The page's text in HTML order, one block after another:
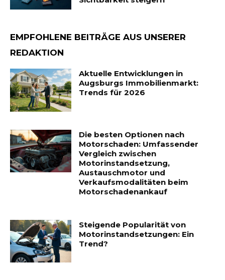
EMPFOHLENE BEITRÄGE AUS UNSERER
REDAKTION
Aktuelle Entwicklungen in
Augsburgs Immobilienmarkt:
Trends für 2026
Die besten Optionen nach
Motorschaden: Umfassender
Vergleich zwischen
Motorinstandsetzung,
Austauschmotor und
Verkaufsmodalitäten beim
Motorschadenankauf
Steigende Popularität von
Motorinstandsetzungen: Ein
Trend?